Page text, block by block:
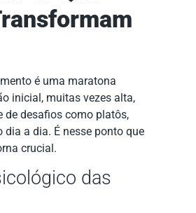
é uma maratona
inicial, muitas vezes alta,
de desafios como platôs,
a dia. É nesse ponto que
crucial.
das